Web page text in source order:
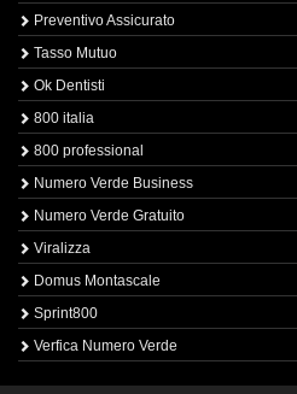
Preventivo Assicurato
Tasso Mutuo
Ok Dentisti
800 italia
800 professional
Numero Verde Business
Numero Verde Gratuito
Viralizza
Domus Montascale
Sprint800
Verfica Numero Verde